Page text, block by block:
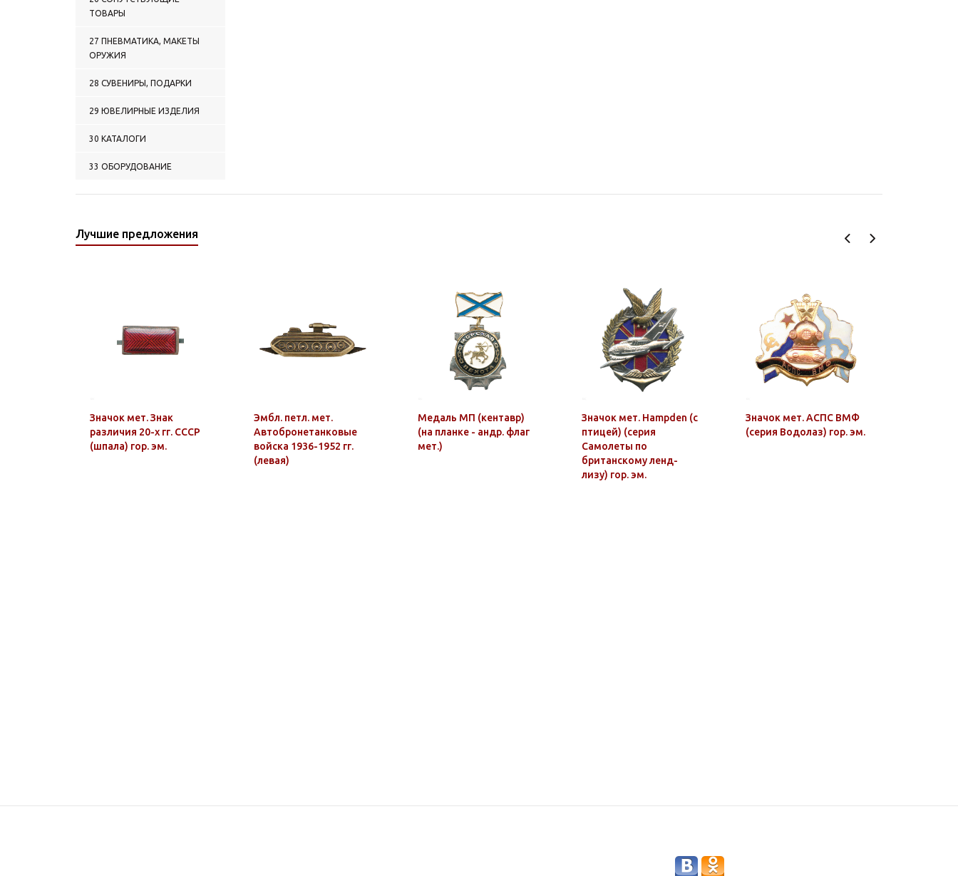
ТОВАРЫ
27 ПНЕВМАТИКА, МАКЕТЫ
ОРУЖИЯ
28 СУВЕНИРЫ, ПОДАРКИ
29 ЮВЕЛИРНЫЕ ИЗДЕЛИЯ
30 КАТАЛОГИ
33 ОБОРУДОВАНИЕ
Лучшие предложения
Значок мет. Знак
различия 20-х гг. СССР
(шпала) гор. эм.
Эмбл. петл. мет.
Автобронетанковые
войска 1936-1952 гг.
(левая)
Медаль МП (кентавр)
(на планке - андр. флаг
мет.)
Значок мет. Hampden (с
птицей) (серия
Самолеты по
британскому ленд-
лизу) гор. эм.
Значок мет. АСПС ВМФ
(серия Водолаз) гор. эм.